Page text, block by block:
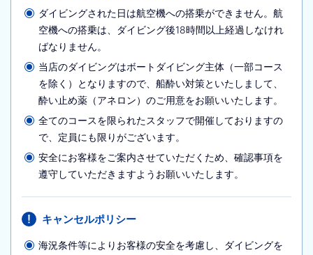
ダイビングされた日は航空機への搭乗ができません。航
空機への搭乗は、ダイビング後18時間以上経過しなけれ
ばなりません。
当店のダイビングはボートダイビング主体（一部コース
を除く）となりますので、船酔い対策といたしまして、
酔い止め薬（アネロン）のご用意をお願いいたします。
全てのコースを限られたスタッフで開催しておりますの
で、定員にも限りがございます。
安全にお客様をご案内させていただくため、確認事項を
遵守していただきますようお願いいたします。
キャンセルポリシー
海況条件等によりお客様の安全を考慮し、ダイビングを